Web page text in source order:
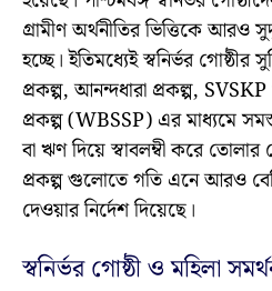
গ্রামীণ অর্থনীতির ভিত্তিকে
হচ্ছে। ইতিমধ্যেই স্বনির্ভর গোষ্ঠীর
প্রকল্প, আনন্দধারা প্রকল্প,
প্রকল্প (WBSSP) এর মাধ্যমে
বা ঋণ দিয়ে স্বাবলম্বী করে
প্রকল্প গুলোতে গতি এনে আরও
দেওয়ার নির্দেশ দিয়েছে।
স্বনির্ভর গোষ্ঠী ও মহিলা